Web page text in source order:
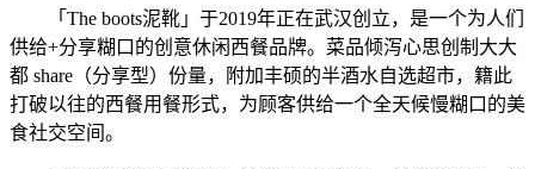
「The boots泥靴」于2019年正在武汉创立，是一个为人们
供给+分享糊口的创意休闲西餐品牌。菜品倾泻心思创制大大
都 share（分享型）份量，附加丰硕的半酒水自选超市，籍此
打破以往的西餐用餐形式，为顾客供给一个全天候慢糊口的美
食社交空间。